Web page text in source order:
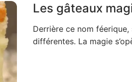
Les gâteaux
Derrière ce nom
différentes. La magie